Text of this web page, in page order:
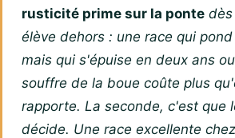
rusticité prime sur la ponte dès
élève dehors : une race qui
mais qui s'épuise en deux ans
souffre de la boue coûte plus
rapporte. La seconde, c'est que
décide. Une race excellente